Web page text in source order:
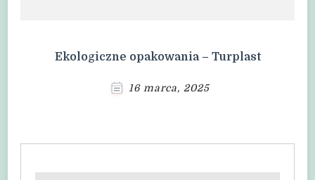
Ekologiczne opakowania – Turplast
16 marca, 2025